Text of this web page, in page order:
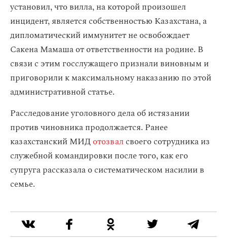
установил, что вилла, на которой произошел
инцидент, является собственностью Казахстана, а
дипломатический иммунитет не освобождает
Сакена Мамаша от ответственности на родине. В
связи с этим госслужащего признали виновным и
приговорили к максимальному наказанию по этой
административной статье.
Расследование уголовного дела об истязании
против чиновника продолжается. Ранее
казахстанский МИДотозвалсвоего сотрудника из
служебной командировки после того, как его
супруга рассказала о систематическом насилии в
семье.